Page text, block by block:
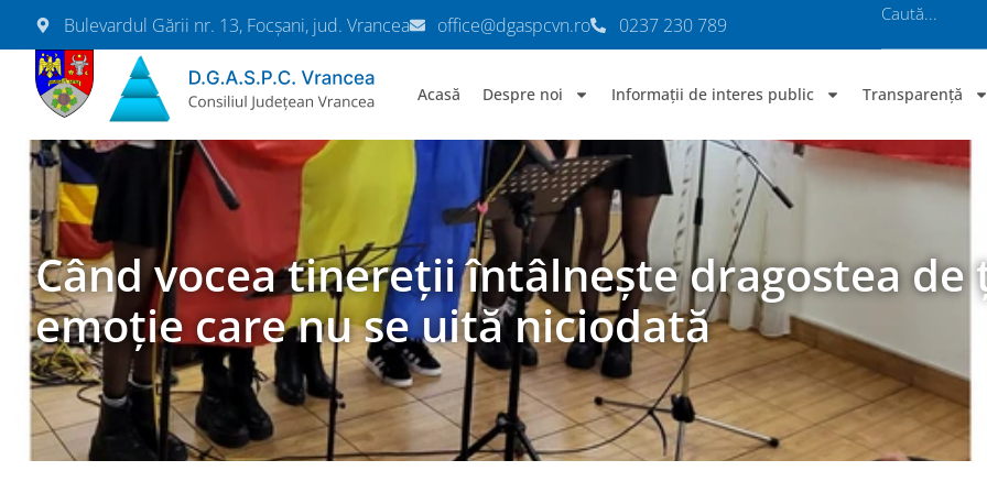
Bulevardul Gării nr. 13, Focșani, jud. Vrancea office@dgaspcvn.ro 0237 230 789
Acasă Despre noi Informații de interes public Transparență
Când vocea tinereții întâlnește dragostea de
emoție care nu se uită niciodată